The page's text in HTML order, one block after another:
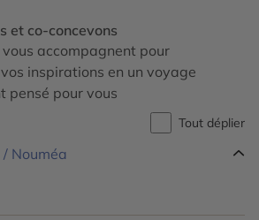
et co-concevons
accompagnent pour
inspirations en un voyage
pensé pour vous
Tout déplier
/ Nouméa